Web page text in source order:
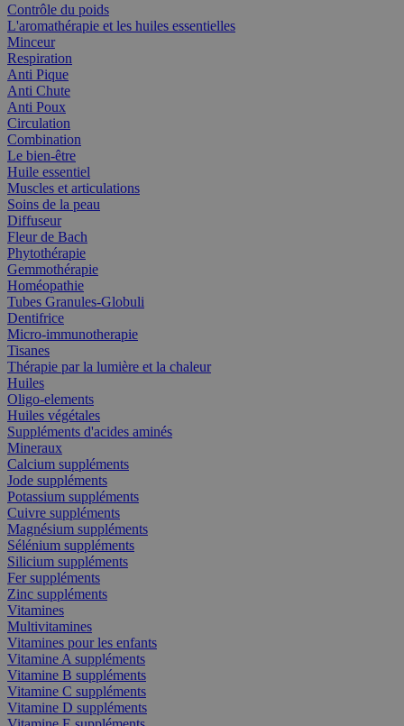
Contrôle du poids
L'aromathérapie et les huiles essentielles
Minceur
Respiration
Anti Pique
Anti Chute
Anti Poux
Circulation
Combination
Le bien-être
Huile essentiel
Muscles et articulations
Soins de la peau
Diffuseur
Fleur de Bach
Phytothérapie
Gemmothérapie
Homéopathie
Tubes Granules-Globuli
Dentifrice
Micro-immunotherapie
Tisanes
Thérapie par la lumière et la chaleur
Huiles
Oligo-elements
Huiles végétales
Suppléments d'acides aminés
Mineraux
Calcium suppléments
Jode suppléments
Potassium suppléments
Cuivre suppléments
Magnésium suppléments
Sélénium suppléments
Silicium suppléments
Fer suppléments
Zinc suppléments
Vitamines
Multivitamines
Vitamines pour les enfants
Vitamine A suppléments
Vitamine B suppléments
Vitamine C suppléments
Vitamine D suppléments